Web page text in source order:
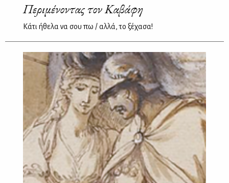
Περιμένοντας τον Καβάφη
Κάτι ήθελα να σου πω / αλλά, το ξέχασα!